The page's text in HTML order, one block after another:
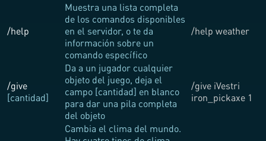
/help
Muestra una lista completa
de los comandos disponibles
en el servidor, o te da
información sobre un
comando específico
/help weather
/give
[cantidad]
Da a un jugador cualquier
objeto del juego, deja el
campo [cantidad] en blanco
para dar una pila completa
del objeto
/give iVestri
iron_pickaxe 1
Cambia el clima del mundo.